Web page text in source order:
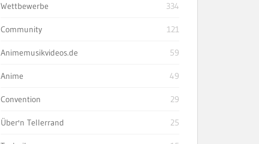
Wettbewerbe 334
Community 121
Animemusikvideos.de 59
Anime 49
Convention 29
Über'n Tellerrand 25